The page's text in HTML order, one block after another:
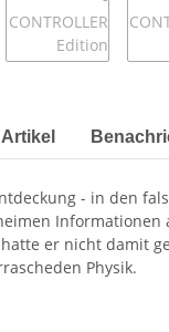
- in den
er nicht damit
Physik.